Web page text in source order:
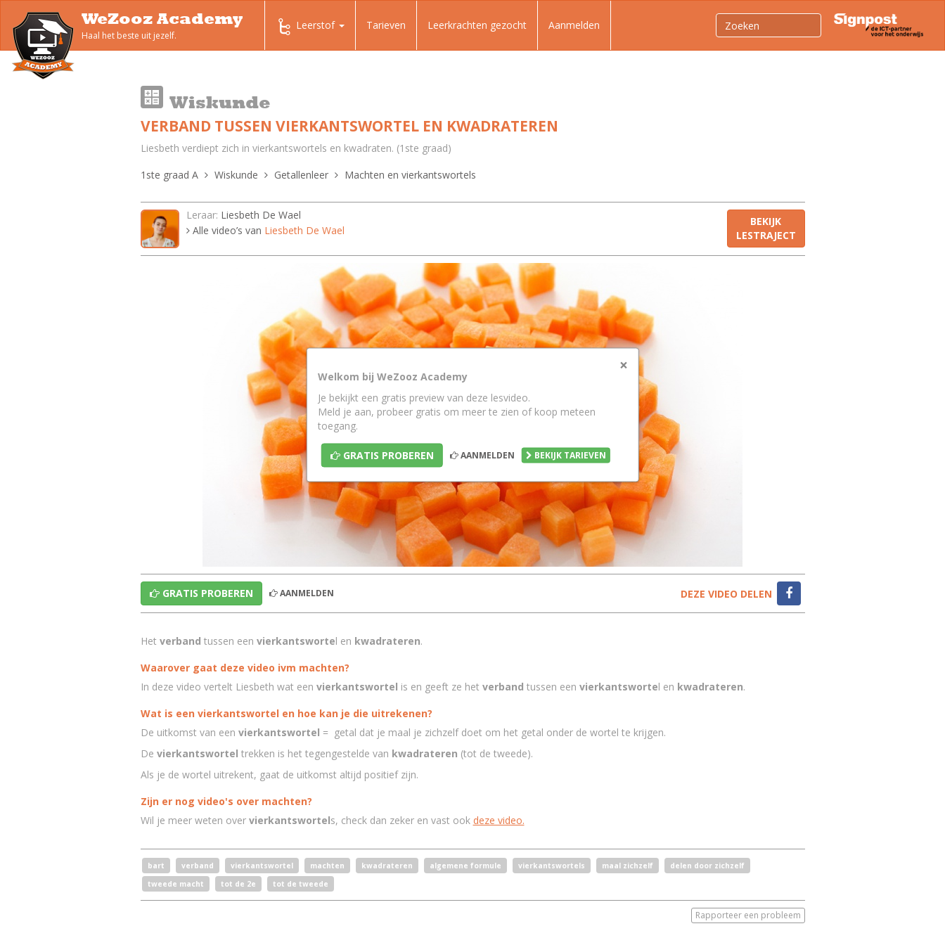
WeZooz Academy
Haal het beste uit jezelf.
Leerstof Tarieven Leerkrachten gezocht Aanmelden
Wiskunde
VERBAND TUSSEN VIERKANTSWORTEL EN KWADRATEREN
Liesbeth verdiept zich in vierkantswortels en kwadraten. (1ste graad)
1ste graad A
Wiskunde Getallenleer Machten en vierkantswortels
Leraar: Liesbeth De Wael
Alle video’s van Liesbeth De Wael
BEKIJK
LESTRAJECT
×
Welkom bij WeZooz Academy
Je bekijkt een gratis preview van deze lesvideo.
Meld je aan, probeer gratis om meer te zien of koop meteen
toegang.
GRATIS PROBEREN AANMELDEN BEKIJK TARIEVEN
GRATIS PROBEREN AANMELDEN DEZE VIDEO DELEN
Het verband tussen een vierkantswortel en kwadrateren.
Waarover gaat deze video ivm machten?
In deze video vertelt Liesbeth wat een vierkantswortel is en geeft ze het verband tussen een vierkantswortel en kwadrateren.
Wat is een vierkantswortel en hoe kan je die uitrekenen?
De uitkomst van een vierkantswortel = getal dat je maal je zichzelf doet om het getal onder de wortel te krijgen.
De vierkantswortel trekken is het tegengestelde van kwadrateren (tot de tweede).
Als je de wortel uitrekent, gaat de uitkomst altijd positief zijn.
Zijn er nog video's over machten?
Wil je meer weten over vierkantswortels, check dan zeker en vast ook deze video.
bart verband vierkantswortel machten kwadrateren algemene formule vierkantswortels maal zichzelf
delen door zichzelf
tweede macht
tot de 2e tot de tweede
Rapporteer een probleem